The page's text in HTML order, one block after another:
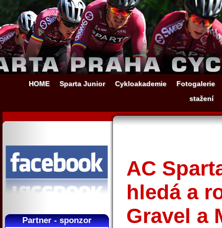
HOME Sparta Junior Cykloakademie
Fotogalerie
stažení
Partner - sponzor
AC
hledá a
Gravel a